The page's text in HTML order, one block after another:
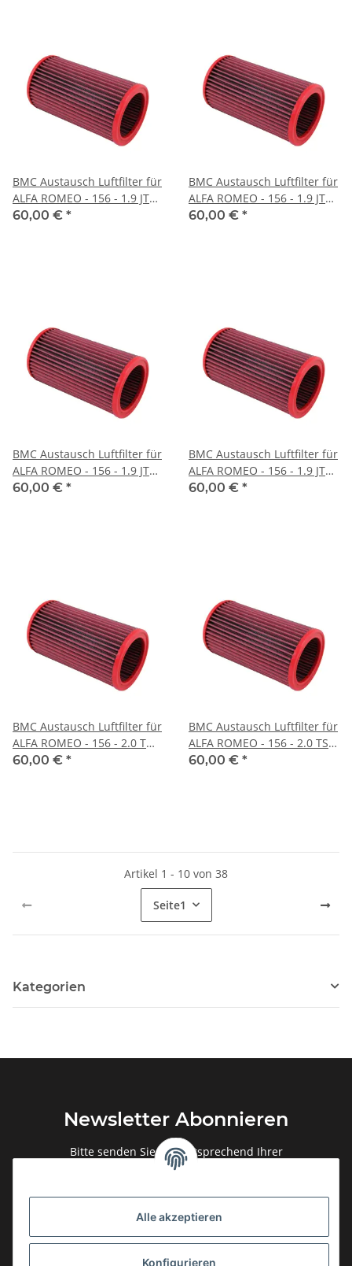
Alle akzeptieren
Konfigurieren
BMC Austausch Luftfilter für
ALFA ROMEO - 156 - 1.9 JTD
- BJ.2001 (110 PS)
60,00 € *
BMC Austausch Luftfilter für
ALFA ROMEO - 156 - 1.9 JTD
- BJ.97 > 01 (104 PS)
60,00 € *
BMC Austausch Luftfilter für
ALFA ROMEO - 156 - 1.9 JTD
16V - BJ.02 > 06 (140 PS)
60,00 € *
BMC Austausch Luftfilter für
ALFA ROMEO - 156 - 1.9 JTD
16V - BJ.04 > 06 (150 PS)
60,00 € *
BMC Austausch Luftfilter für
ALFA ROMEO - 156 - 2.0 T
16V T. Spark - BJ.97 > 01 (155
60,00 € *
BMC Austausch Luftfilter für
ALFA ROMEO - 156 - 2.0 TS
16V T. Spark - BJ.01 > 02 (150
60,00 € *
Artikel 1 - 10 von 38
Seite1
Kategorien
Newsletter Abonnieren
Bitte senden Sie mir entsprechend Ihrer
regelmäßig und jederzeit widerruflich
Newsletter Abonnieren